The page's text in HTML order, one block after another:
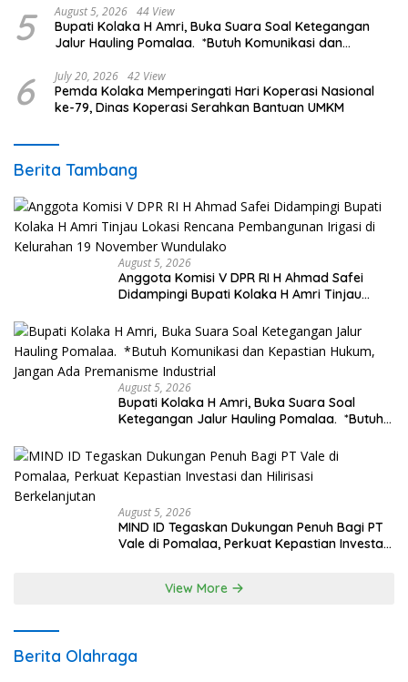
5 August 5, 2026 44 View
Bupati Kolaka H Amri, Buka Suara Soal Ketegangan
Jalur Hauling Pomalaa. *Butuh Komunikasi dan
6 July 20, 2026 42 View
Pemda Kolaka Memperingati Hari Koperasi Nasional
ke-79, Dinas Koperasi Serahkan Bantuan UMKM
Berita Tambang
August 5, 2026
Anggota Komisi V DPR RI H Ahmad Safei
Didampingi Bupati Kolaka H Amri Tinjau
Kelurahan 19 November Wundulako
August 5, 2026
Bupati Kolaka H Amri, Buka Suara Soal
Ketegangan Jalur Hauling Pomalaa. *Butuh
Ada Premanisme Industrial
August 5, 2026
MIND ID Tegaskan Dukungan Penuh Bagi PT
Vale di Pomalaa, Perkuat Kepastian Investasi
View More
Berita Olahraga